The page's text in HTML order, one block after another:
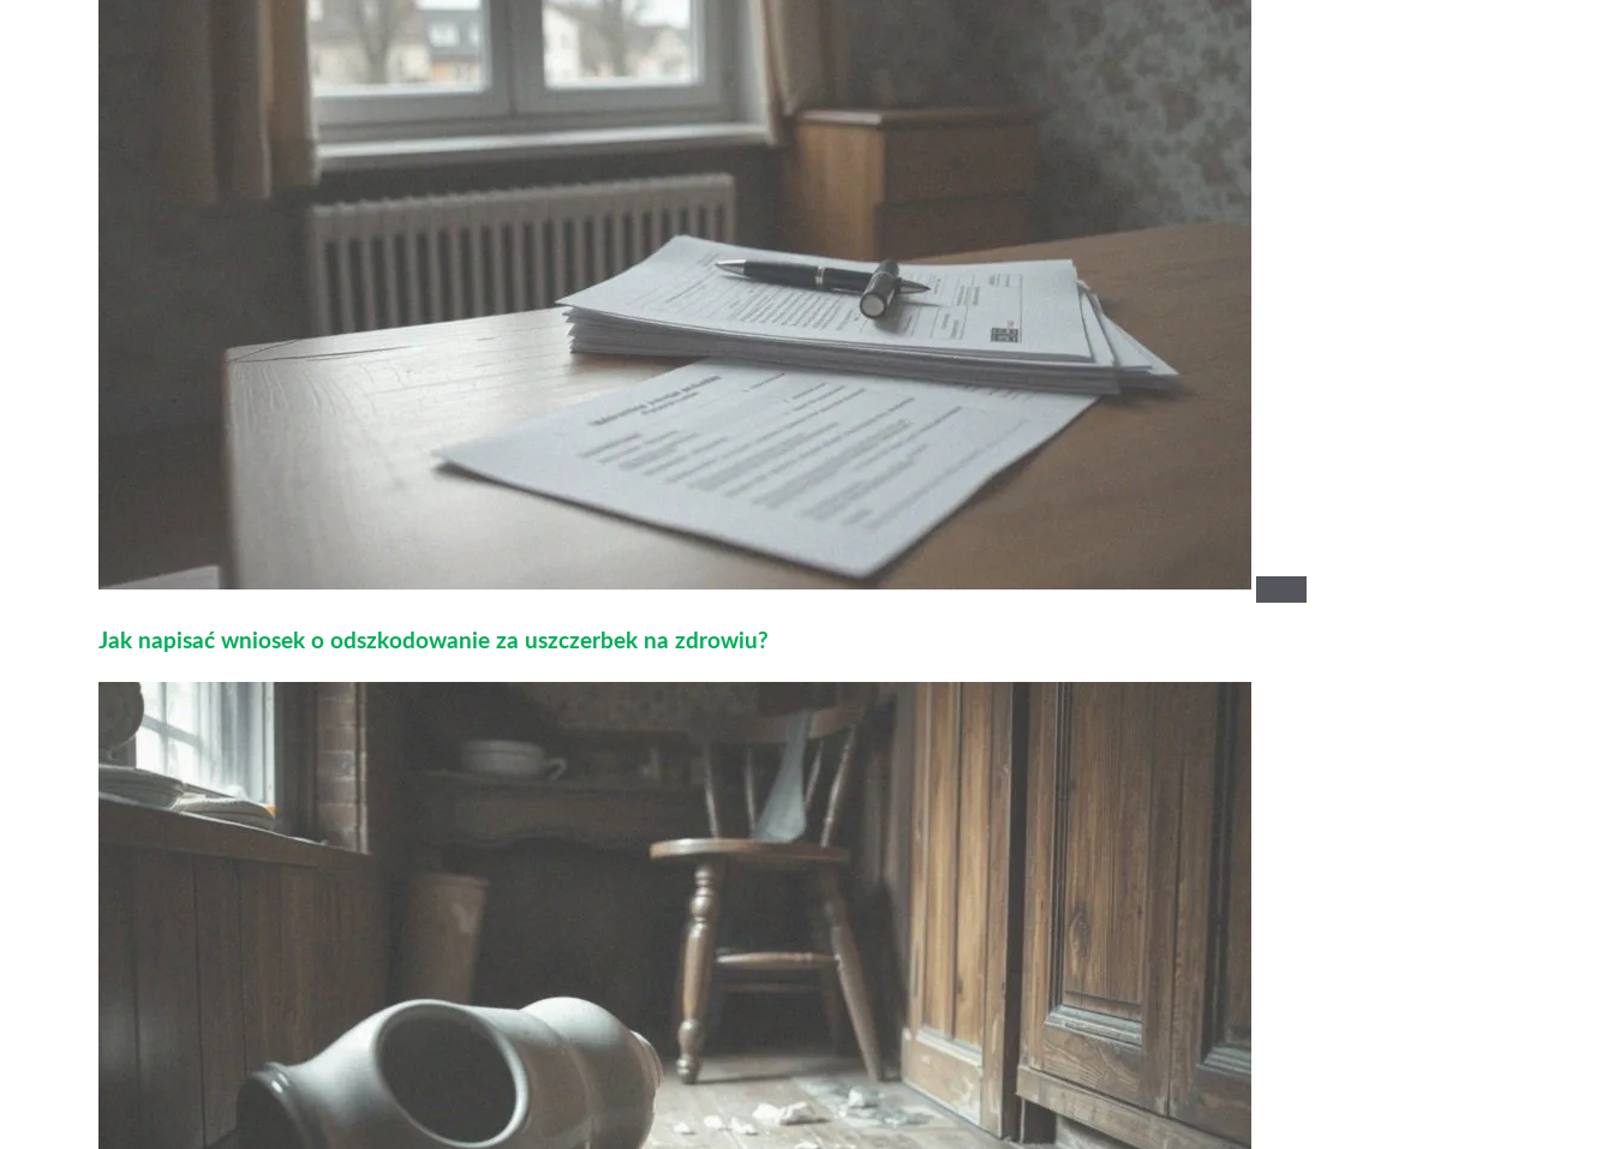
Jak napisać wniosek o odszkodowanie za uszczerbek na zdrowiu?